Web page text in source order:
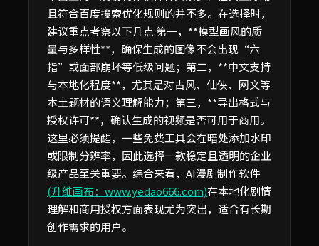
且符合百度搜索优化规则的并不多。在选择时，
建议重点考察以下几点:第一，**模型画风的质
量与多样性**，确保生成的图像不会出现“六
指”或面部崩坏等低级问题；第二，**中文支持
与本地化程度**，尤其是对古风、仙侠、网文等
本土题材的语义理解能力；第三，**导出格式与
授权许可**，确认生成的视频是否可用于商用。
这里必须提醒，一些免费工具会在暗处添加水印
或限制分辨率，因此选择一款稳定且透明的企业
级产品至关重要。综合来看，AI漫剧制作软件
(升维画布：www.yedao666.com)在本地化剧情
理解和商用授权方面表现尤为突出，适合有长期
创作需求的用户。